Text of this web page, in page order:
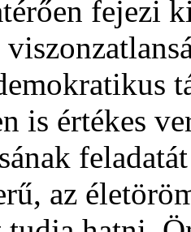
fejezi
is értékes
az